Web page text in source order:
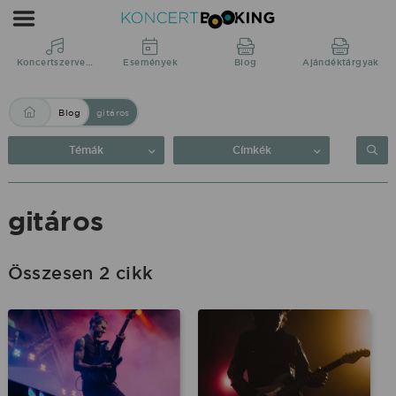
Blog:
gitáros
KoncertBooking
Közvetlenül
produkciótól.
Koncertszervezés Események Blog Ajándéktárgyak
Blog gitáros
Témák Címkék
gitáros
Összesen 2 cikk